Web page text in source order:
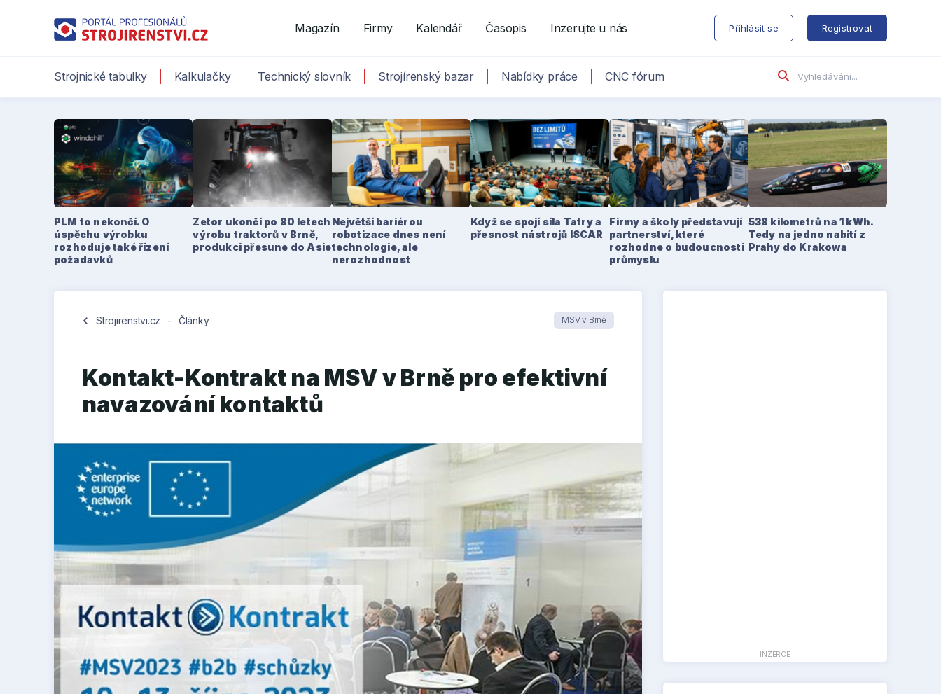
Magazín Firmy Kalendář Časopis Inzerujte u nás Přihlásit se Registrovat
Strojnické tabulky Kalkulačky Technický slovník Strojírenský bazar Nabídky práce CNC fórum
PLM to nekončí. O
úspěchu výrobku
rozhoduje také řízení
požadavků
Zetor ukončí po 80 letech
výrobu traktorů v Brně,
produkci přesune do Asie
Největší bariérou
robotizace dnes není
technologie, ale
nerozhodnost
Když se spojí síla Tatry a
přesnost nástrojů ISCAR
Firmy a školy představují
partnerství, které
rozhodne o budoucnosti
průmyslu
538 kilometrů na 1 kWh.
Tedy na jedno nabití z
Prahy do Krakowa
chevron_left Strojirenstvi.cz - Články MSV v Brně
Kontakt-Kontrakt na MSV v Brně pro efektivní
navazování kontaktů
INZERCE